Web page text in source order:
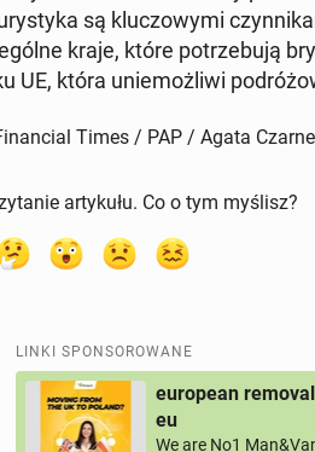
są klu­czo­wy­mi
kraje, które po­trze­bu­ją
UE, która unie­moż­li­wi
Times / PAP / Agata
artykułu. Co o tym myślisz?
LINKI SPONSOROWANE
european
eu
We are No1